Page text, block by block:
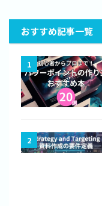
おすすめ記事一覧
1
2